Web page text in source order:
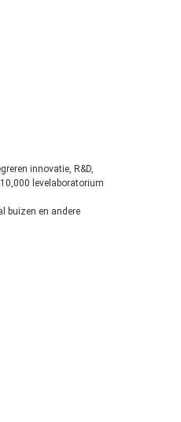
innovatie, R&D,
levelaboratorium
buizen en andere